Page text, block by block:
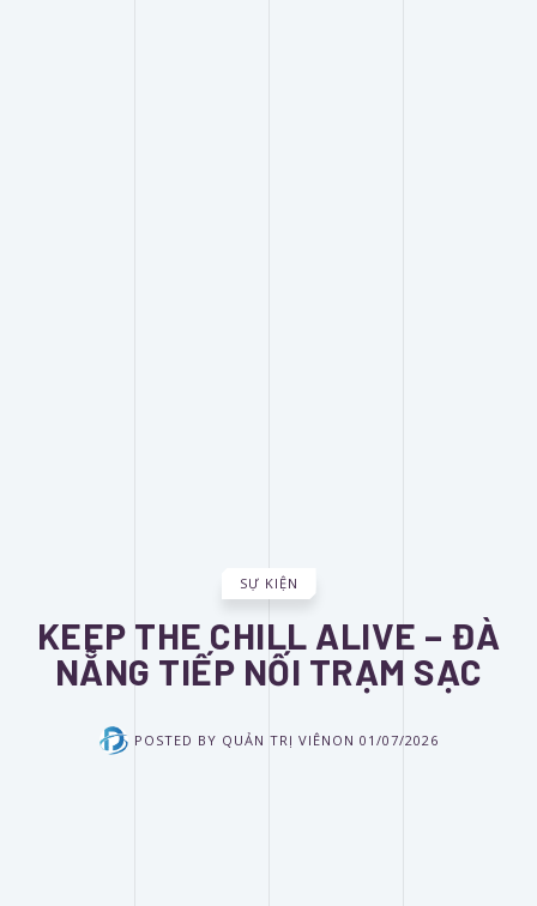
SỰ KIỆN
KEEP THE CHILL ALIVE – ĐÀ
NẴNG TIẾP NỐI TRẠM SẠC
POSTED BY QUẢN TRỊ VIÊN ON 01/07/2026